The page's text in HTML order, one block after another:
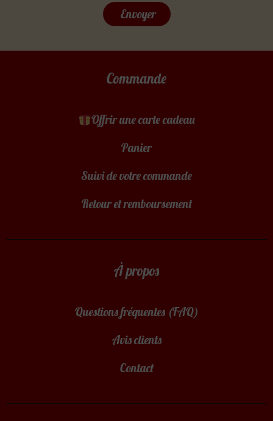
Envoyer
Commande
Offrir une carte cadeau
Panier
Suivi de votre commande
Retour et remboursement
À propos
Questions fréquentes (FAQ)
Avis clients
Contact